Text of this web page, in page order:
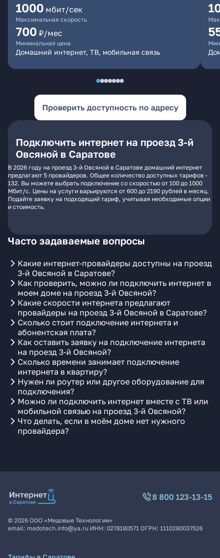
1000 мбит/сек
Максимальная скорость
700 ₽/мес
Минимальная цена
Домашний интернет, ТВ, мобильная связь
Проверить доступность по адресу
Подключить интернет на проезд 3-й
Овсяной в Саратове
В 2026 году на проезд 3-й Овсяной в Саратове домашний интернет
предлагают 5 провайдеров. Общее количество доступных тарифов -
132. Вы можете выбрать подключение со скоростью от 100 до 1000
Мбит/с. Цены на услуги варьируются от 600 до 2190 рублей в месяц.
Подайте заявку на подходящий тариф, учитывая необходимые опции
и стоимость.
Часто задаваемые вопросы
Какие интернет-провайдеры доступны на проезд
3-й Овсяной в Саратове?
Как проверить, можно ли подключить интернет в
моем доме на проезд 3-й Овсяной?
Какие скорости интернета предлагают
провайдеры на проезд 3-й Овсяной в Саратове?
Сколько стоит подключение интернета и
абонентская плата?
Как оставить заявку на подключение интернета
на проезд 3-й Овсяной?
Сколько времени занимает подключение
интернета в квартиру?
Нужен ли роутер или другое оборудование для
подключения?
Можно ли подключить интернет вместе с ТВ или
мобильной связью на проезд 3-й Овсяной?
Что делать, если в моём доме нет нужного
провайдера?
8 800 123-13-15
© 2026 ООО «Медовые Технологии»
email: medotech.info@ya.ru ИНН: 0278180571 ОГРН: 1110280037526